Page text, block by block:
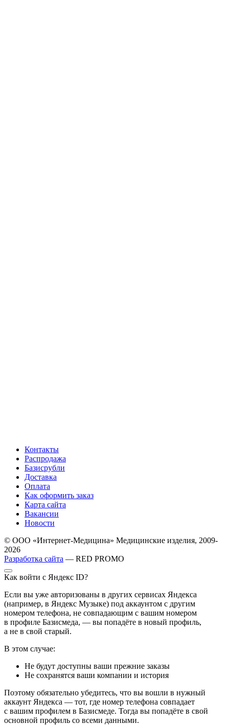
Контакты
Распродажа
Базисрубли
Доставка
Оплата
Как оформить заказ
Карта сайта
Вакансии
Новости
© ООО «Интернет-Медицина» Медицинские изделия, 2009-
2026
Разработка сайта — RED PROMO
Как войти с Яндекс ID?
Если вы уже авторизованы в других сервисах Яндекса
(например, в Яндекс Музыке) под аккаунтом с другим
номером телефона, не совпадающим с вашим номером
в профиле Базисмеда, — вы попадёте в новый профиль,
а не в свой старый.
В этом случае:
Не будут доступны ваши прежние заказы
Не сохранятся ваши компании и история
Поэтому обязательно убедитесь, что вы вошли в нужный
аккаунт Яндекса — тот, где номер телефона совпадает
с вашим профилем в Базисмеде. Тогда вы попадёте в свой
основной профиль со всеми данными.